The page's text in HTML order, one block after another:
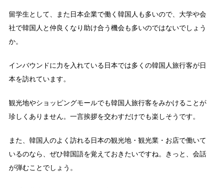
留学生として、また日本企業で働く韓国人も多いので、大学や会
社で韓国人と仲良くなり助け合う機会も多いのではないでしょう
か。
インバウンドに力を入れている日本では多くの韓国人旅行客が日
本を訪れています。
観光地やショッピングモールでも韓国人旅行客をみかけることが
珍しくありません。一言挨拶を交わすだけでも楽しそうです。
また、韓国人のよく訪れる日本の観光地・観光業・お店で働いて
いるのなら、ぜひ韓国語を覚えておきたいですね。きっと、会話
が弾むことでしょう。